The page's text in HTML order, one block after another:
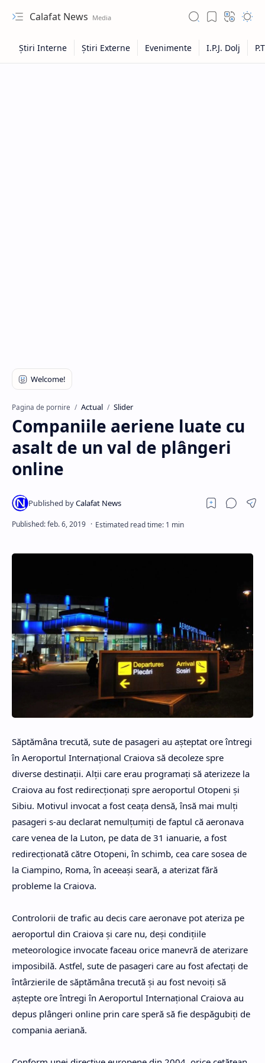
Calafat News
Pagina de pornire Actual Slider
Companiile aeriene luate cu
asalt de un val de plângeri
online
Săptămâna trecută, sute de pasageri au așteptat ore întregi
în Aeroportul Internațional Craiova să decoleze spre
diverse destinații. Alții care erau programați să aterizeze la
Craiova au fost redirecționați spre aeroportul Otopeni și
Sibiu. Motivul invocat a fost ceața densă, însă mai mulți
pasageri s-au declarat nemulțumiți de faptul că aeronava
care venea de la Luton, pe data de 31 ianuarie, a fost
redirecționată către Otopeni, în schimb, cea care sosea de
la Ciampino, Roma, în aceeași seară, a aterizat fără
probleme la Craiova.
Controlorii de trafic au decis care aeronave pot ateriza pe
aeroportul din Craiova și care nu, deși condițiile
meteorologice invocate faceau orice manevră de aterizare
imposibilă. Astfel, sute de pasageri care au fost afectați de
întârzierile de săptămâna trecută și au fost nevoiți să
aștepte ore întregi în Aeroportul Internațional Craiova au
depus plângeri online prin care speră să fie despăgubiți de
compania aeriană.